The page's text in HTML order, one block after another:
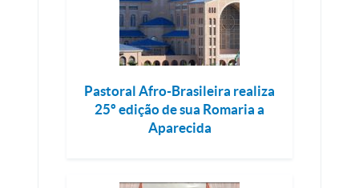
Pastoral Afro-Brasileira realiza
25º edição de sua Romaria a
Aparecida